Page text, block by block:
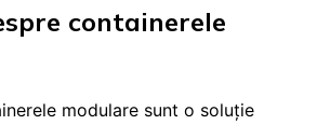
containerele
modulare sunt o soluție